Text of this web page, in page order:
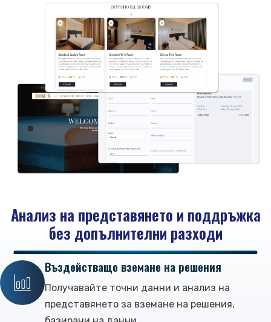
Анализ на представянето и поддръжка
без допълнителни разходи
Въздействащо вземане на решения
Получавайте точни данни и анализ на
представянето за вземане на решения,